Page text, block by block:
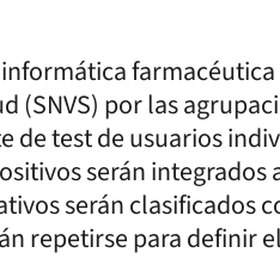
(SNVS) por las
de test de usuarios
serán integrados
serán clasificados
repetirse para definir